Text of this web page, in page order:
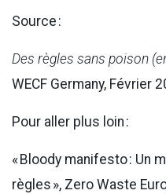
Source :
Des règles sans poison
WECF Germany, Février
Pour aller plus loin :
« Bloody manifesto : Un
règles », Zero Waste